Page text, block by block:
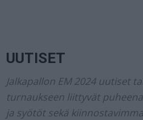
UUTISET
Jalkapallon EM 2024 uutiset
turnaukseen liittyvät
ja syötöt sekä